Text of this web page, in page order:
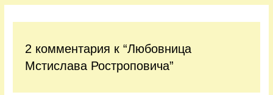
2 комментария к “Любовница
Мстислава Ростроповича”